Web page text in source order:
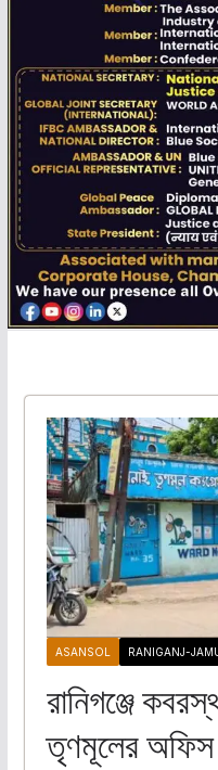
ASANSOL RANIGANJ-
রানিগঞ্জে
তৃণমূলের অফিস